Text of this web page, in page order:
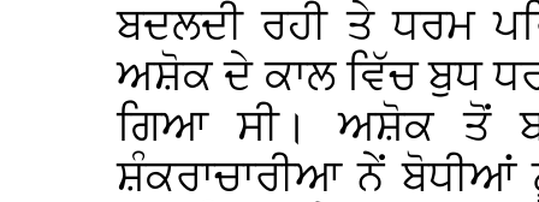
ਬਦਲਦੀ ਰਹੀ ਤੇ ਧਰਮ
ਅਸ਼ੋਕ ਦੇ ਕਾਲ ਵਿੱਚ ਬੁਧ
ਗਿਆ ਸੀ। ਅਸ਼ੋਕ ਤੋਂ
ਸ਼ੰਕਰਾਚਾਰੀਆ ਨੇਂ ਬੋਧੀਆਂ